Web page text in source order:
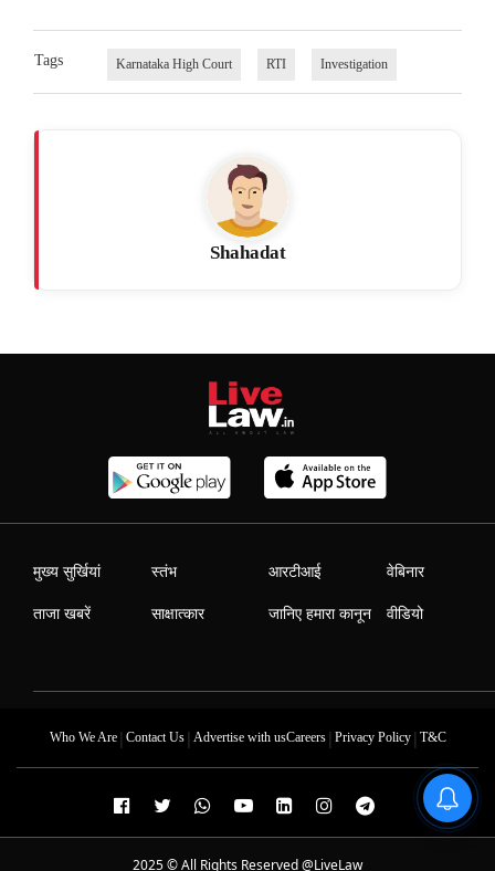
Tags Karnataka High Court RTI Investigation
Shahadat
मुख्य सुर्खियां
ताजा खबरें
स्तंभ
साक्षात्कार
आरटीआई
जानिए हमारा कानून
वेबिनार
वीडियो
Who We Are| Contact Us| Advertise with usCareers| Privacy Policy| T&C
2025 © All Rights Reserved @LiveLaw